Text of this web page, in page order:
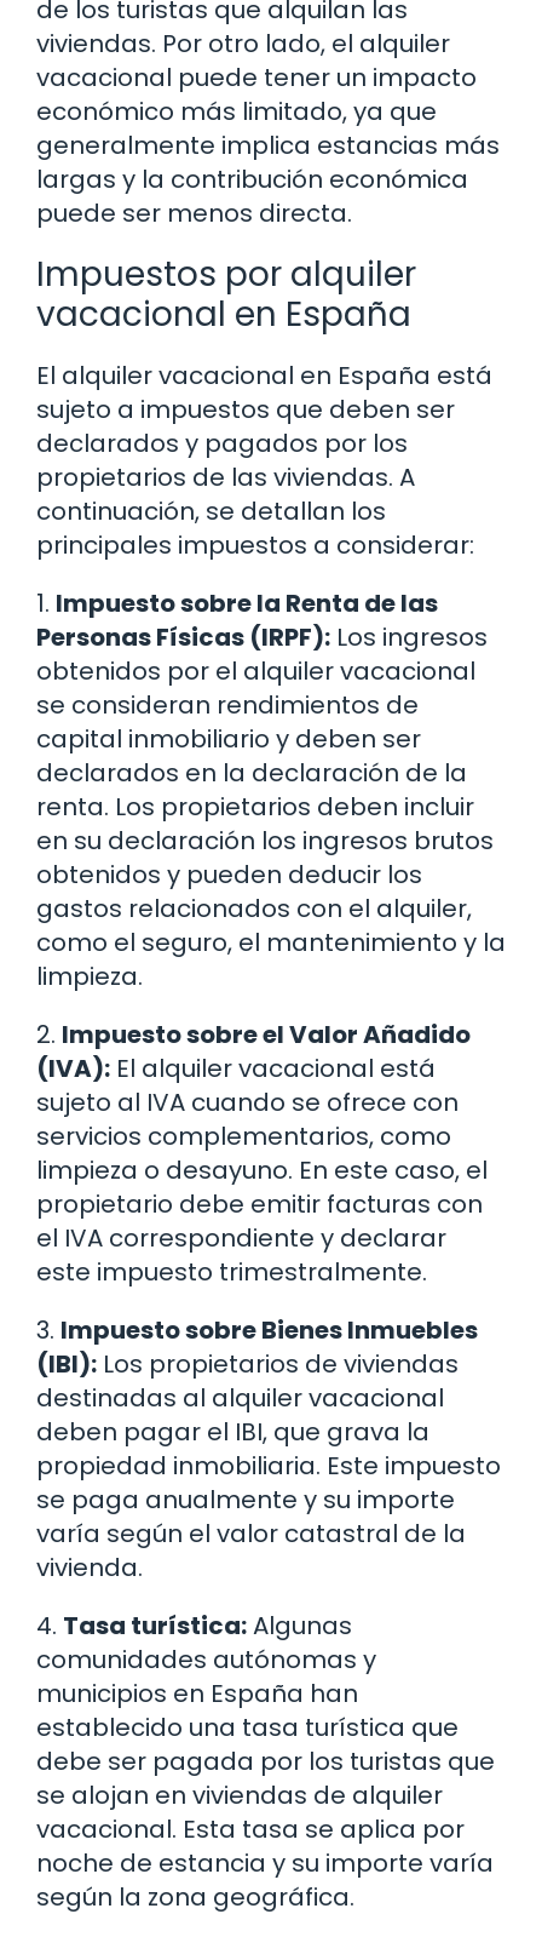
de los turistas que alquilan las
viviendas. Por otro lado, el alquiler
vacacional puede tener un impacto
económico más limitado, ya que
generalmente implica estancias más
largas y la contribución económica
puede ser menos directa.
Impuestos por alquiler
vacacional en España
El alquiler vacacional en España está
sujeto a impuestos que deben ser
declarados y pagados por los
propietarios de las viviendas. A
continuación, se detallan los
principales impuestos a considerar:
1. Impuesto sobre la Renta de las
Personas Físicas (IRPF): Los ingresos
obtenidos por el alquiler vacacional
se consideran rendimientos de
capital inmobiliario y deben ser
declarados en la declaración de la
renta. Los propietarios deben incluir
en su declaración los ingresos brutos
obtenidos y pueden deducir los
gastos relacionados con el alquiler,
como el seguro, el mantenimiento y la
limpieza.
2. Impuesto sobre el Valor Añadido
(IVA): El alquiler vacacional está
sujeto al IVA cuando se ofrece con
servicios complementarios, como
limpieza o desayuno. En este caso, el
propietario debe emitir facturas con
el IVA correspondiente y declarar
este impuesto trimestralmente.
3. Impuesto sobre Bienes Inmuebles
(IBI): Los propietarios de viviendas
destinadas al alquiler vacacional
deben pagar el IBI, que grava la
propiedad inmobiliaria. Este impuesto
se paga anualmente y su importe
varía según el valor catastral de la
vivienda.
4. Tasa turística:Algunas
comunidades autónomas y
municipios en España han
establecido una tasa turística que
debe ser pagada por los turistas que
se alojan en viviendas de alquiler
vacacional. Esta tasa se aplica por
noche de estancia y su importe varía
según la zona geográfica.